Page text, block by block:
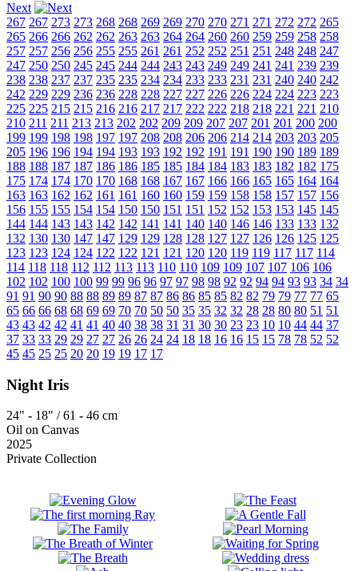
Next
267 267 273 273 268 268 269 269 270 270 271 271 272 272 265
265 266 266 262 262 263 263 264 264 260 260 259 259 258 258
257 257 256 256 255 255 261 261 252 252 251 251 248 248 247
247 250 250 245 245 244 244 243 243 249 249 241 241 239 239
238 238 237 237 235 235 234 234 233 233 231 231 240 240 242
242 229 229 236 236 228 228 227 227 226 226 224 224 223 223
225 225 215 215 216 216 217 217 222 222 218 218 221 221 210
210 211 211 213 213 202 202 209 209 207 207 201 201 200 200
199 199 198 198 197 197 208 208 206 206 214 214 203 203 205
205 196 196 194 194 193 193 192 192 191 191 190 190 189 189
188 188 187 187 186 186 185 185 184 184 183 183 182 182 175
175 174 174 170 170 168 168 167 167 166 166 165 165 164 164
163 163 162 162 161 161 160 160 159 159 158 158 157 157 156
156 155 155 154 154 150 150 151 151 152 152 153 153 145 145
144 144 143 143 142 142 141 141 140 140 146 146 133 133 132
132 130 130 147 147 129 129 128 128 127 127 126 126 125 125
123 123 124 124 122 122 121 121 120 120 119 119 117 117 114
114 118 118 112 112 113 113 110 110 109 109 107 107 106 106
102 102 100 100 99 99 96 96 97 97 98 98 92 92 94 94 93 93 34 34
91 91 90 90 88 88 89 89 87 87 86 86 85 85 82 82 79 79 77 77 65
65 66 66 68 68 69 69 70 70 50 50 35 35 32 32 28 28 80 80 51 51
43 43 42 42 41 41 40 40 38 38 31 31 30 30 23 23 10 10 44 44 37
37 33 33 29 29 27 27 26 26 24 24 18 18 16 16 15 15 78 78 52 52
45 45 25 25 20 20 19 19 17 17
Night Iris
24" - 18" / 61 - 46 cm
Oil on Canvas
2025
Private Collection